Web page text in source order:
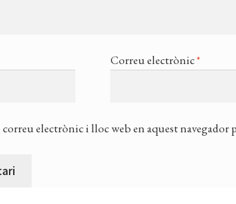
Correu electrònic*
correu electrònic i lloc web en aquest navegador